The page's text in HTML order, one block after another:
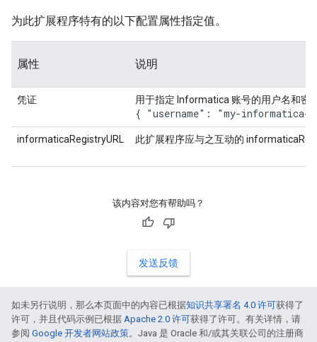
为此扩展程序特有的以下配置属性指定值。
属性 说明
凭证 用于指定 Informatica 账号的用户名和密
{ "username": "my-informatica-
informaticaRegistryURL 此扩展程序应与之互动的
该内容对您有帮助吗？
发送反馈
如未另行说明，那么本页面中的内容已根据知识共享署名 4.0 许可获得了
许可，并且代码示例已根据 Apache 2.0 许可获得了许可。有关详情，请
参阅 Google 开发者网站政策。Java 是 Oracle 和/或其关联公司的注册商